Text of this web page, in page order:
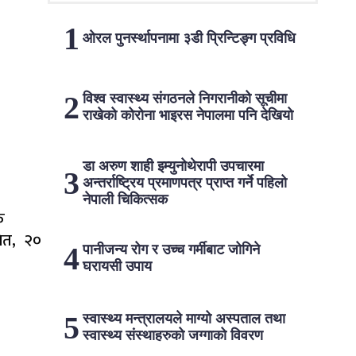
२०
ओरल पुनर्स्थापनामा ३डी प्रिन्टिङ्ग प्रविधि
विश्व स्वास्थ्य संगठनले निगरानीको सूचीमा
राखेको कोरोना भाइरस नेपालमा पनि देखियो
डा अरुण शाही इम्युनोथेरापी उपचारमा
अन्तर्राष्ट्रिय प्रमाणपत्र प्राप्त गर्ने पहिलो
नेपाली चिकित्सक
पानीजन्य रोग र उच्च गर्मीबाट जोगिने
घरायसी उपाय
स्वास्थ्य मन्त्रालयले माग्यो अस्पताल तथा
स्वास्थ्य संस्थाहरुको जग्गाको विवरण